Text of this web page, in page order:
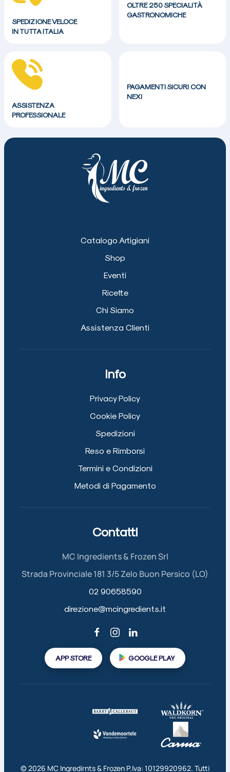
SPEDIZIONE VELOCE
IN TUTTA ITALIA
OLTRE 250 SPECIALITÀ
GASTRONOMICHE
ASSISTENZA
PROFESSIONALE
PAGAMENTI SICURI CON
NEXI
Catalogo Artigiani
Shop
Eventi
Ricette
Chi Siamo
Assistenza Clienti
Info
Privacy Policy
Cookie Policy
Spedizioni
Reso e Rimborsi
Termini e Condizioni
Metodi di Pagamento
Contatti
MC Ingredients & Frozen Srl
Strada Provinciale 181 3/5 Zelo Buon Persico (LO)
02 90658590
direzione@mcingredients.it
APP STORE GOOGLE PLAY
©2026 MC Ingredirnts & Frozen P.Iva: 10129920962. Tutti